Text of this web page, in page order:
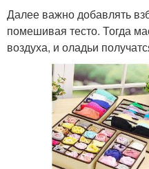
Далее важно добавлять
помешивая тесто. Тогда
воздуха, и оладьи